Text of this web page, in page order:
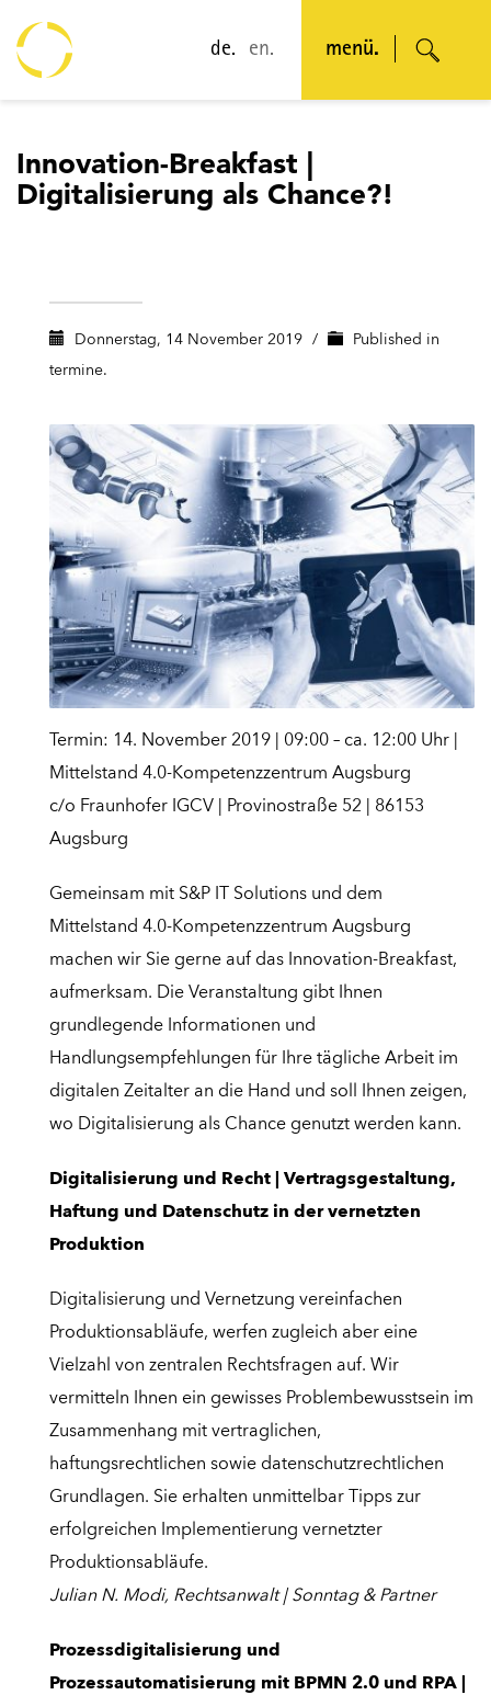
de. en. menü.
Innovation-Breakfast |
Digitalisierung als Chance?!
Donnerstag, 14 November 2019 /
Published in
termine.
Termin: 14. November 2019 | 09:00 – ca. 12:00 Uhr |
Mittelstand 4.0-Kompetenzzentrum Augsburg
c/o Fraunhofer IGCV | Provinostraße 52 | 86153
Augsburg
Gemeinsam mit S&P IT Solutions und dem
Mittelstand 4.0-Kompetenzzentrum Augsburg
machen wir Sie gerne auf das Innovation-Breakfast,
aufmerksam. Die Veranstaltung gibt Ihnen
grundlegende Informationen und
Handlungsempfehlungen für Ihre tägliche Arbeit im
digitalen Zeitalter an die Hand und soll Ihnen zeigen,
wo Digitalisierung als Chance genutzt werden kann.
Digitalisierung und Recht | Vertragsgestaltung,
Haftung und Datenschutz in der vernetzten
Produktion
Digitalisierung und Vernetzung vereinfachen
Produktionsabläufe, werfen zugleich aber eine
Vielzahl von zentralen Rechtsfragen auf. Wir
vermitteln Ihnen ein gewisses Problembewusstsein im
Zusammenhang mit vertraglichen,
haftungsrechtlichen sowie datenschutzrechtlichen
Grundlagen. Sie erhalten unmittelbar Tipps zur
erfolgreichen Implementierung vernetzter
Produktionsabläufe.
Julian N. Modi, Rechtsanwalt | Sonntag & Partner
Prozessdigitalisierung und
Prozessautomatisierung mit BPMN 2.0 und RPA |